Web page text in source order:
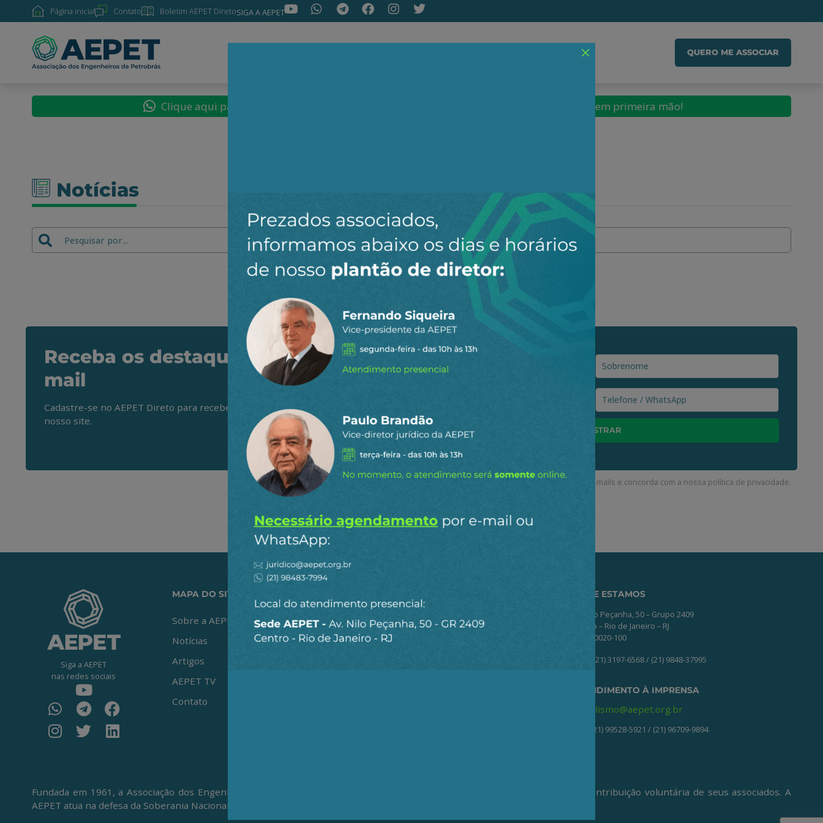
Página inicial Contato Boletim AEPET DiretoSIGA A AEPET
QUERO ME ASSOCIAR
Clique aqui para seguir o novo canal da AEPET no WhatsApp e receber nossos conteúdos em primeira mão!
Notícias
Nenhuma notícia encontrada.
Receba os destaques do dia por e-
mail
Cadastre-se no AEPET Direto para receber os principais conteúdos publicados em
nosso site.
Ao clicar em “Cadastrar” você aceita receber nossos e-mails e concorda com a nossa política de privacidade.
Siga a AEPET
nas redes sociais
MAPA DO SITE
Sobre a AEPET
Notícias
Artigos
AEPET TV
Contato
Clique no botão abaixo para enviar as
ONDE ESTAMOS
Av. Nilo Peçanha, 50 – Grupo 2409
Centro – Rio de Janeiro – RJ
CEP: 20020-100
(21) 3197-6568 / (21) 9848-37995
ATENDIMENTO À IMPRENSA
jornalismo@aepet.org.br
(21) 99528-5921 / (21) 96709-9894
Fundada em 1961, a Associação dos Engenheiros da Petrobrás (AEPET) é uma sociedade sem fins lucrativos, que vive da contribuição voluntária de seus associados. A
AEPET atua na defesa da Soberania Nacional, da Petrobrás e de seu Corpo Técnico.